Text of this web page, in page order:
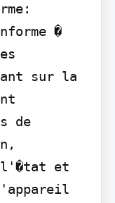
�
sur la
de
l'�tat et